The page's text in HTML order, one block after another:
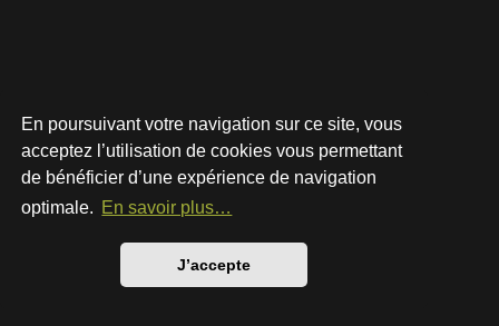
En poursuivant votre navigation sur ce site, vous
acceptez l’utilisation de cookies vous permettant
de bénéficier d’une expérience de navigation
optimale. En savoir plus…
J’accepte
Développé parphpBB® Forum Software © phpBB Limited
Style par
Traduction française officielle